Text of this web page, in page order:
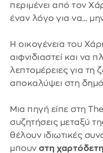
περιμένει από τον
έναν λόγο για να… μην
Η οικογένεια του
αιφνιδιαστεί και να
λεπτομέρειες για τη
αποκαλύψει στη
Μια πηγή είπε στη
συζητήσεις μεταξύ
θέλουν ιδιωτικές
μπουν στη